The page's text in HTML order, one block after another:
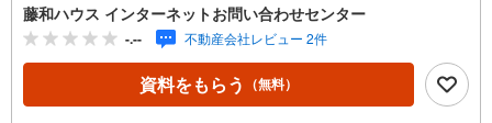
藤和ハウス インターネットお問い合わせセンター
-.-- 不動産会社レビュー 2件
資料をもらう （無料）